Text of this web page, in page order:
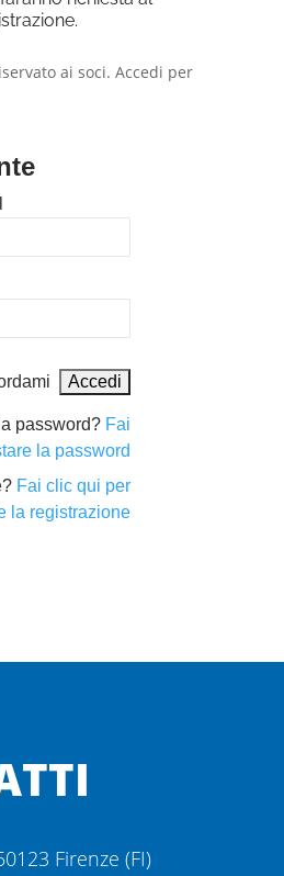
ai soci. Accedi per
password? Fai
la password
Fai clic qui per
la registrazione
Firenze (FI)